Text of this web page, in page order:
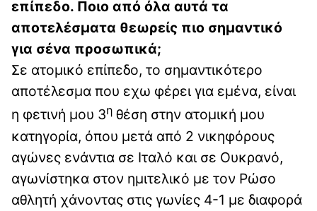
επίπεδο. Ποιο από όλα αυτά τα
αποτελέσματα θεωρείς πιο σημαντικό
για σένα προσωπικά;
Σε ατομικό επίπεδο, το σημαντικότερο
αποτέλεσμα που εχω φέρει για εμένα, είναι
η φετινή μου 3η θέση στην ατομική μου
κατηγορία, όπου μετά από 2 νικηφόρους
αγώνες ενάντια σε Ιταλό και σε Ουκρανό,
αγωνίστηκα στον ημιτελικό με τον Ρώσο
αθλητή χάνοντας στις γωνίες 4-1 με διαφορά